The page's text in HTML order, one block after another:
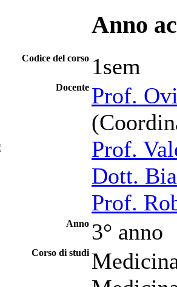
Anno
Codice del corso 1sem
Docente Prof.
Prof.
Dott.
Prof.
Anno 3° anno
Corso di studi